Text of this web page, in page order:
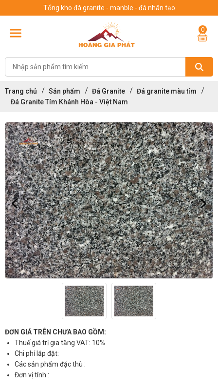
Tổng kho đá granite - manble - đá nhân tạo
0
Trang chủ Sản phẩm Đá Granite
Đá granite màu tím
Đá Granite Tím Khánh Hòa - Việt Nam
ĐƠN GIÁ TRÊN CHƯA BAO GỒM:
Thuế giá trị gia tăng VAT: 10%
Chi phí lắp đặt:
Các sản phẩm đặc thù :
Đơn vị tính :